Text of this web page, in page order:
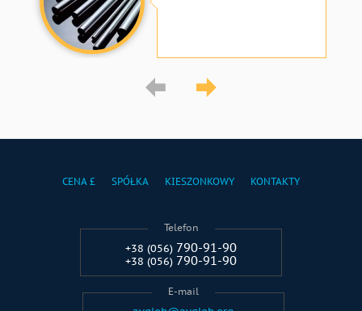
CENA £ SPÓŁKA KIESZONKOWY KONTAKTY
Telefon
+38 (056) 790-91-90
+38 (056) 790-91-90
E-mail